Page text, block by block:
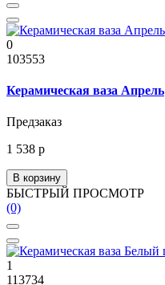
0
103553
Керамическая ваза Апрель
Предзаказ
1 538 р
В корзину
БЫСТРЫЙ ПРОСМОТР
(0)
1
113734